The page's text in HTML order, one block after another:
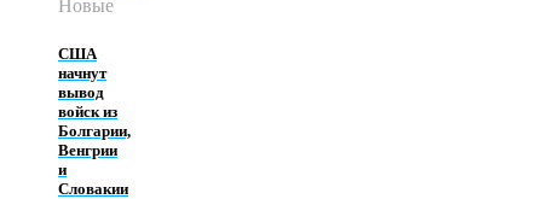
Новые
США
начнут
вывод
войск из
Болгарии,
Венгрии
и
Словакии